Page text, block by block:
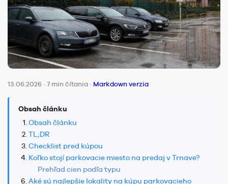
13.06.2026 · 7 min čítania · Markdown verzia
Obsah článku
Obsah článku
TL;DR
Checklist pred kúpou
Koľko stojí parkovacie miesto na predaj v Trnave?
Prehľad cien podľa typu
Aké sú najlepšie lokality na kúpu parkovacieho